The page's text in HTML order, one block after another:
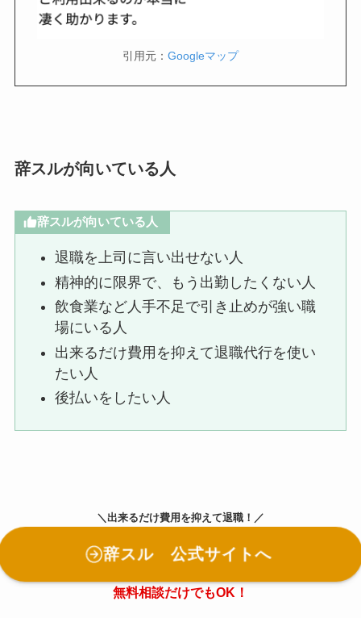
引用元： Googleマップ
辞スルが向いている人
辞スルが向いている人
退職を上司に言い出せない人
精神的に限界で、もう出勤したくない人
飲食業など人手不足で引き止めが強い職
場にいる人
出来るだけ費用を抑えて退職代行を使い
たい人
後払いをしたい人
＼出来るだけ費用を抑えて退職！／
辞スル 公式サイトへ
無料相談だけでもOK！